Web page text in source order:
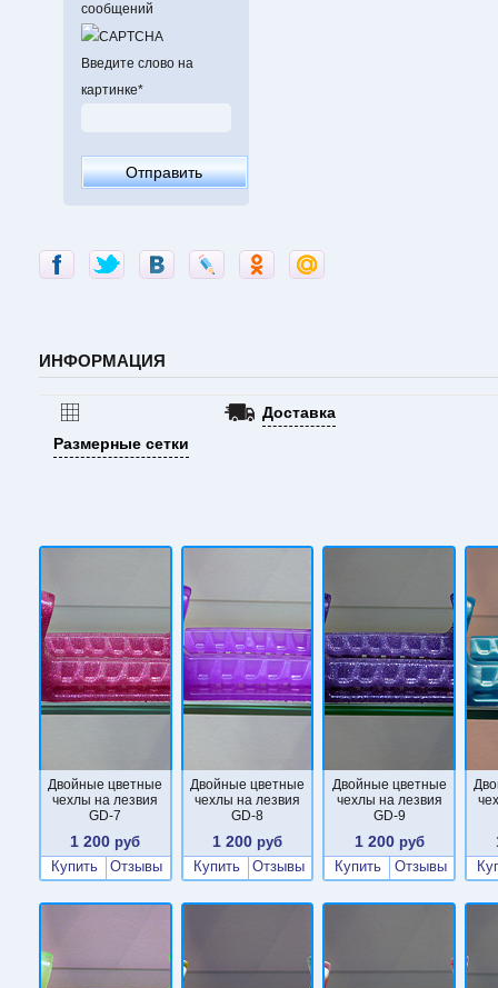
сообщений
Введите слово на
картинке*
ИНФОРМАЦИЯ
Размерные сетки
Доставка
Двойные цветные
чехлы на лезвия
GD-7
1 200 руб
Купить
Отзывы
Двойные цветные
чехлы на лезвия
GD-8
1 200 руб
Купить
Отзывы
Двойные цветные
чехлы на лезвия
GD-9
1 200руб
Купить
Отзывы